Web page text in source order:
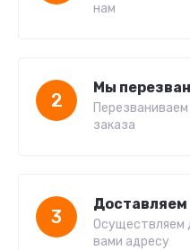
нам
2
Мы
заказа
3
Доставляем
Осуществляем
вами адресу